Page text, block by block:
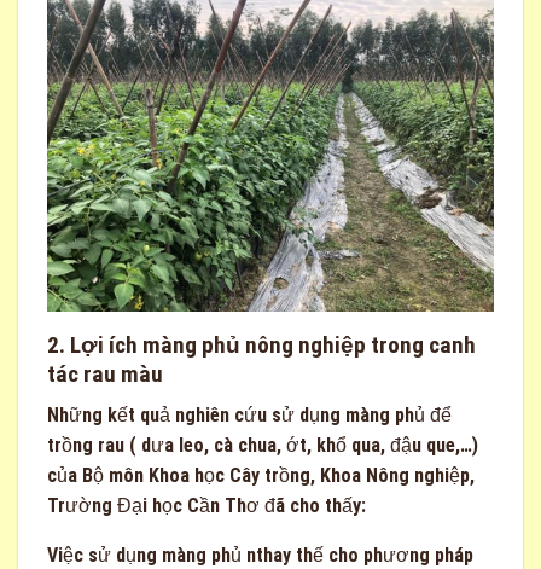
2. Lợi ích màng phủ nông nghiệp trong canh
tác rau màu
Những kết quả nghiên cứu sử dụng màng phủ để
trồng rau ( dưa leo, cà chua, ớt, khổ qua, đậu que,…)
của Bộ môn Khoa học Cây trồng, Khoa Nông nghiệp,
Trường Đại học Cần Thơ đã cho thấy:
Việc sử dụng màng phủ nthay thế cho phương pháp